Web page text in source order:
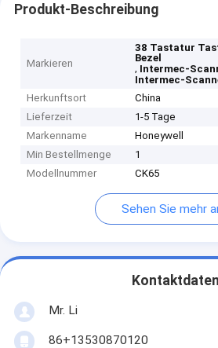
Produkt-Beschreibung
Markieren
38 Tastatur
Bezel
, Intermec-
Intermec-
Herkunftsort
China
Lieferzeit
1-5 Tage
Markenname
Honeywell
Min Bestellmenge
1
Modellnummer
CK65
Sehen Sie mehr
Kontaktdaten
Mr. Li
86+13530870120